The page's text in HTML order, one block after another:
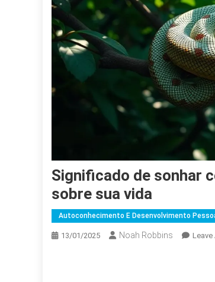
Significado de sonhar com cobra, o que esse sonho pode revelar
sobre sua vida
Autoconhecimento E Desenvolvimento
13/01/2025 Noah Robbins Leave